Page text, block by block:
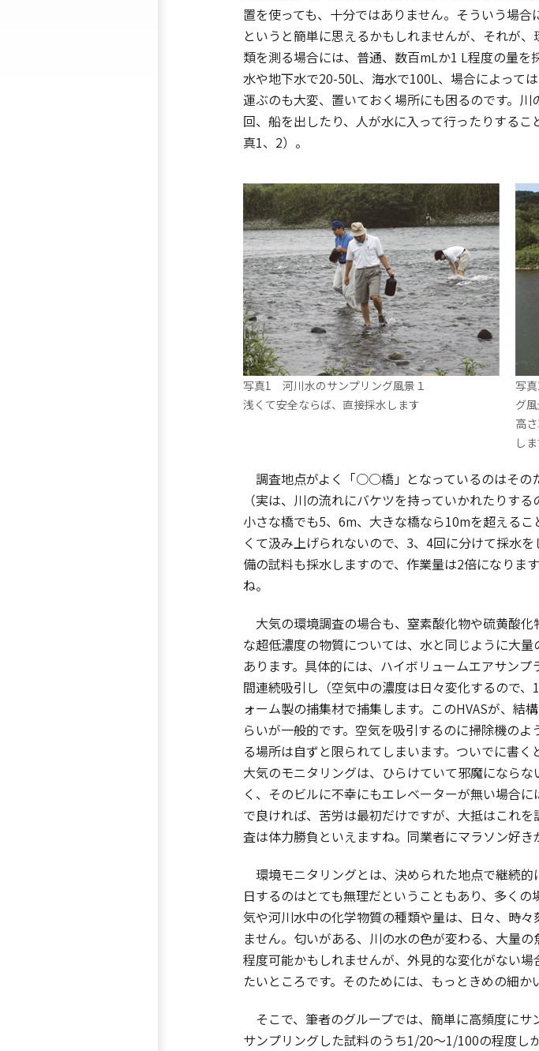
置を使っても、十分ではありません。そういう場
というと簡単に思えるかもしれませんが、それが
類を測る場合には、普通、数百mLか1 L程度の量
水や地下水で20-50L、海水で100L、場合によって
運ぶのも大変、置いておく場所にも困るのです。
回、船を出したり、人が水に入って行ったりする
真1、2）。
写真1 河川水のサンプリング風景１
浅くて安全ならば、直接採水します
写
グ
高
し
調査地点がよく「○○橋」となっているのはその
（実は、川の流れにバケツを持っていかれたりす
小さな橋でも5、6m、大きな橋なら10mを超える
くて汲み上げられないので、3、4回に分けて採水
備の試料も採水しますので、作業量は2倍になりま
ね。
大気の環境調査の場合も、窒素酸化物や硫黄酸化
な超低濃度の物質については、水と同じように大
あります。具体的には、ハイボリュームエアサン
間連続吸引し（空気中の濃度は日々変化するので
ォーム製の捕集材で捕集します。このHVASが、
らいが一般的です。空気を吸引するのに掃除機の
る場所は自ずと限られてしまいます。ついでに書く
大気のモニタリングは、ひらけていて邪魔になら
く、そのビルに不幸にもエレベーターが無い場合
で良ければ、苦労は最初だけですが、大抵はこれ
査は体力勝負といえますね。同業者にマラソン好
環境モニタリングとは、決められた地点で継続
日するのはとても無理だということもあり、多く
気や河川水中の化学物質の種類や量は、日々、時
ません。匂いがある、川の水の色が変わる、大量
程度可能かもしれませんが、外見的な変化がない
たいところです。そのためには、もっときめの細か
そこで、筆者のグループでは、簡単に高頻度にサ
サンプリングした試料のうち1/20～1/100の程度し